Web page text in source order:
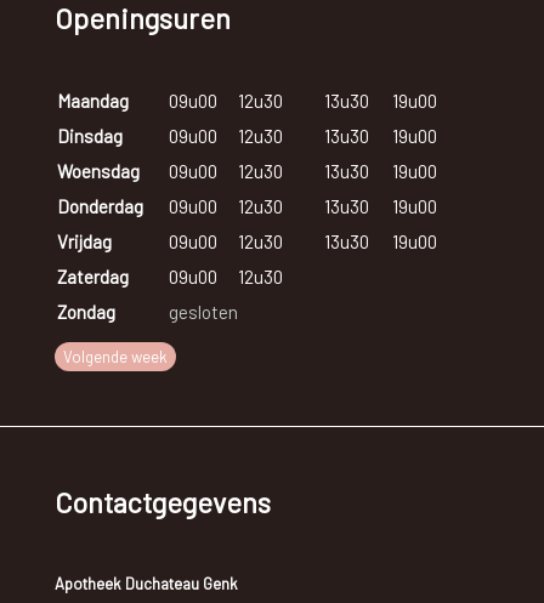
Openingsuren
Maandag 09u00 12u30 13u30
19u00
Dinsdag
09u00 12u30 13u30
19u00
Woensdag
09u00 12u30 13u30
19u00
Donderdag
09u00 12u30 13u30
19u00
Vrijdag
09u00 12u30 13u30
19u00
Zaterdag
09u00
12u30
Zondag
gesloten
Volgende week
Contactgegevens
Apotheek Duchateau Genk